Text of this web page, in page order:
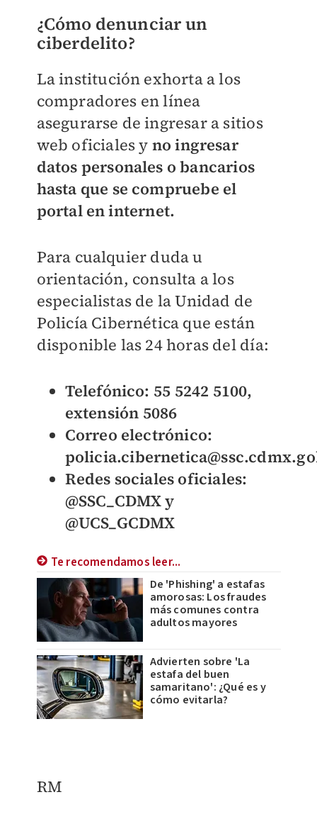
¿Cómo denunciar un
ciberdelito?
La institución exhorta a los
compradores en línea
asegurarse de ingresar a sitios
web oficiales y no ingresar
datos personales o bancarios
hasta que se compruebe el
portal en internet.
Para cualquier duda u
orientación, consulta a los
especialistas de la Unidad de
Policía Cibernética que están
disponible las 24 horas del día:
Telefónico: 55 5242 5100,
extensión 5086
Correo electrónico:
Redes sociales oficiales:
@SSC_CDMX y
@UCS_GCDMX
Te recomendamos leer...
De 'Phishing' a estafas
amorosas: Los fraudes
más comunes contra
adultos mayores
Advierten sobre 'La
estafa del buen
samaritano': ¿Qué es y
cómo evitarla?
RM